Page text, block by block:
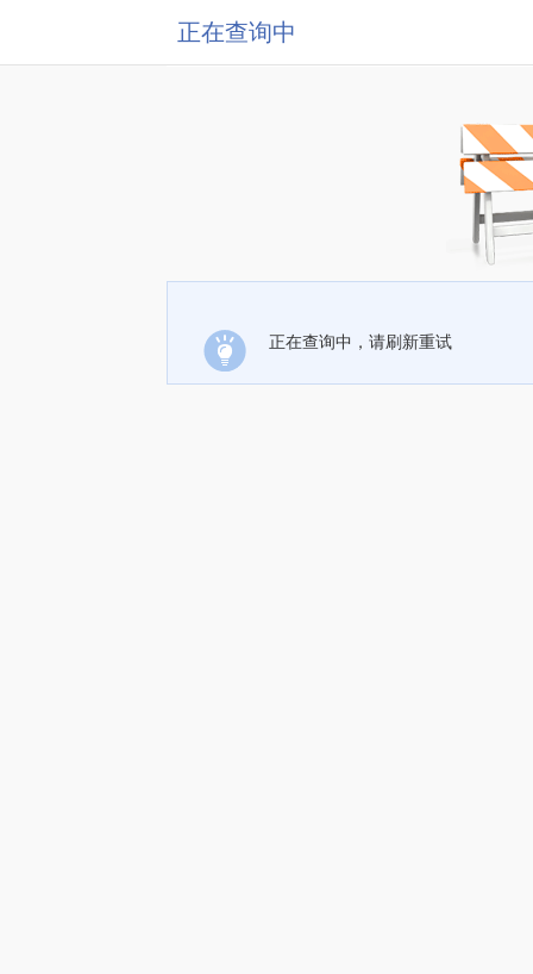
正在查询中
正在查询中，请刷新重试